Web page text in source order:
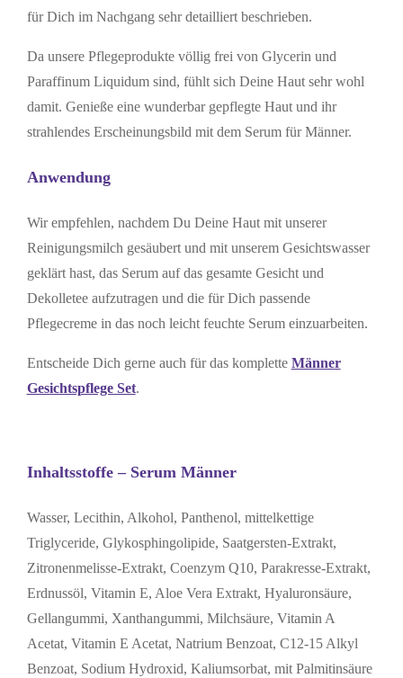
für Dich im Nachgang sehr detailliert beschrieben.
Da unsere Pflegeprodukte völlig frei von Glycerin und
Paraffinum Liquidum sind, fühlt sich Deine Haut sehr wohl
damit. Genieße eine wunderbar gepflegte Haut und ihr
strahlendes Erscheinungsbild mit dem Serum für Männer.
Anwendung
Wir empfehlen, nachdem Du Deine Haut mit unserer
Reinigungsmilch gesäubert und mit unserem Gesichtswasser
geklärt hast, das Serum auf das gesamte Gesicht und
Dekolletee aufzutragen und die für Dich passende
Pflegecreme in das noch leicht feuchte Serum einzuarbeiten.
Entscheide Dich gerne auch für das komplette Männer
Gesichtspflege Set.
Inhaltsstoffe – Serum Männer
Wasser, Lecithin, Alkohol, Panthenol, mittelkettige
Triglyceride, Glykosphingolipide, Saatgersten-Extrakt,
Zitronenmelisse-Extrakt, Coenzym Q10, Parakresse-Extrakt,
Erdnussöl, Vitamin E, Aloe Vera Extrakt, Hyaluronsäure,
Gellangummi, Xanthangummi, Milchsäure, Vitamin A
Acetat, Vitamin E Acetat, Natrium Benzoat, C12-15 Alkyl
Benzoat, Sodium Hydroxid, Kaliumsorbat, mit Palmitinsäure